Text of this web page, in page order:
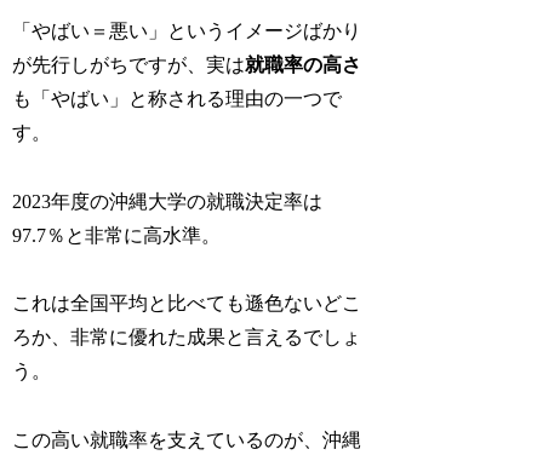
「やばい＝悪い」というイメージばかり
が先行しがちですが、実は就職率の高さ
も「やばい」と称される理由の一つで
す。
2023年度の沖縄大学の就職決定率は
97.7％と非常に高水準。
これは全国平均と比べても遜色ないどこ
ろか、非常に優れた成果と言えるでしょ
う。
この高い就職率を支えているのが、沖縄